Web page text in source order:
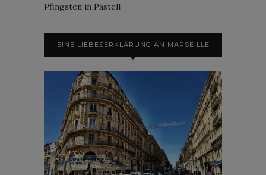
Pfingsten in Pastell
EINE LIEBESERKLÄRUNG AN MARSEILLE